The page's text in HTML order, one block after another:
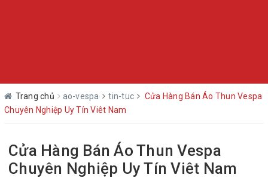
Trang chủ ao-vespa tin-tuc
Cửa Hàng Bán Áo Thun Vespa
Chuyên Nghiệp Uy Tín Viêt Nam
Cửa Hàng Bán Áo Thun Vespa
Chuyên Nghiệp Uy Tín Viêt Nam